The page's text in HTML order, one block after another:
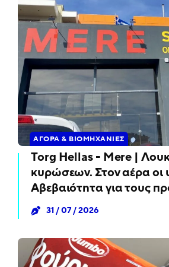
ΑΓΟΡΆ & ΒΙΟΜΗΧΑΝΊΕΣ
Torg Hellas - Mere |
κυρώσεων. Στον αέρα οι
Αβεβαιότητα για τους
31 / 07 / 2026